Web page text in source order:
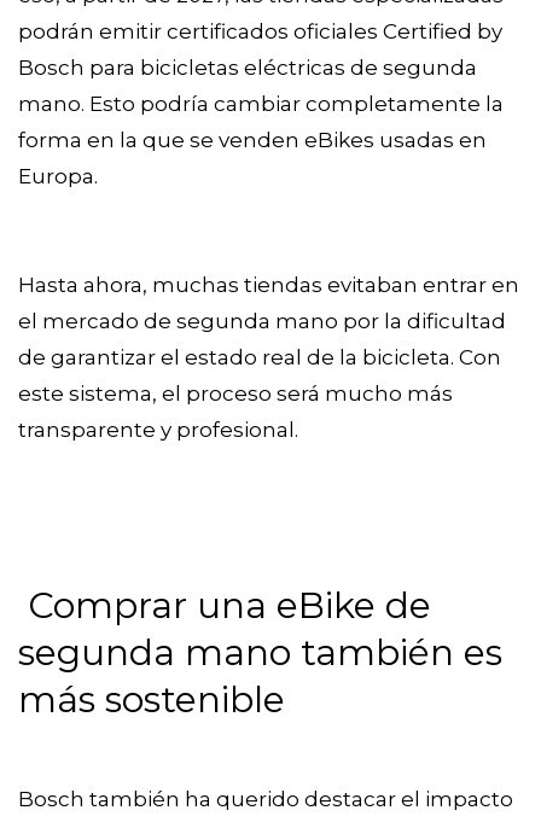
podrán emitir certificados oficiales Certified by
Bosch para bicicletas eléctricas de segunda
mano. Esto podría cambiar completamente la
forma en la que se venden eBikes usadas en
Europa.
Hasta ahora, muchas tiendas evitaban entrar en
el mercado de segunda mano por la dificultad
de garantizar el estado real de la bicicleta. Con
este sistema, el proceso será mucho más
transparente y profesional.
Comprar una eBike de
segunda mano también es
más sostenible
Bosch también ha querido destacar el impacto